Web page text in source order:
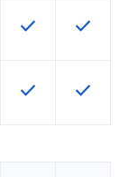
SKU
นี้ใช้ได้กับ SKU
ฟีเจอร์นี้ใช้ได้กับ
check ฟีเจอร์นี้
check
SKU
นี้ใช้ได้กับ SKU
ฟีเจอร์นี้ใช้ได้กับ
check ฟีเจอร์นี้
check